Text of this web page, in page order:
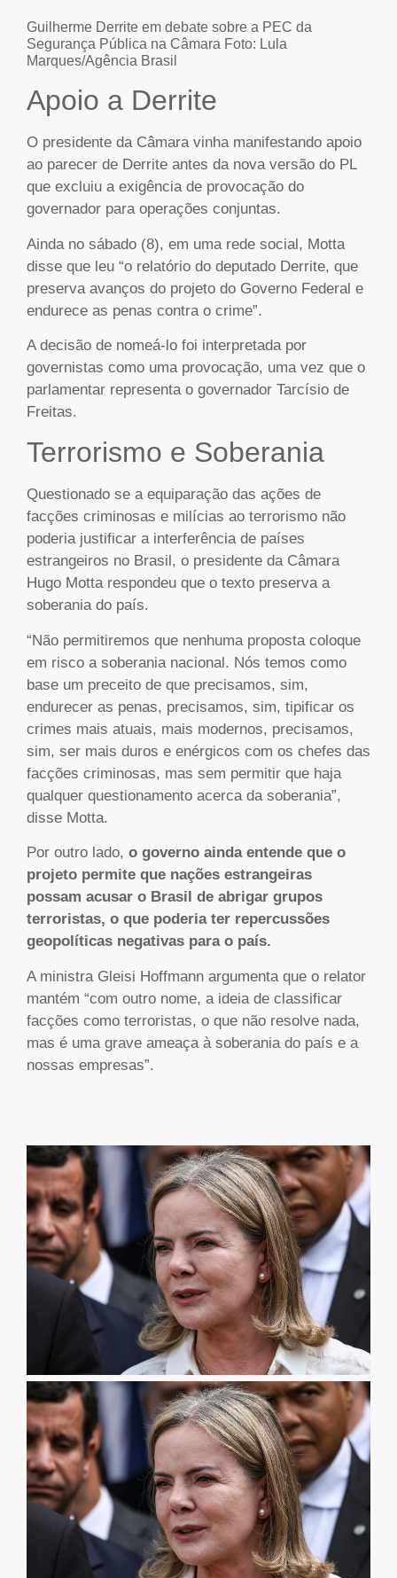
Guilherme Derrite em debate sobre a PEC da
Segurança Pública na Câmara Foto: Lula
Marques/Agência Brasil
Apoio a Derrite
O presidente da Câmara vinha manifestando apoio
ao parecer de Derrite antes da nova versão do PL
que excluiu a exigência de provocação do
governador para operações conjuntas.
Ainda no sábado (8), em uma rede social, Motta
disse que leu “o relatório do deputado Derrite, que
preserva avanços do projeto do Governo Federal e
endurece as penas contra o crime”.
A decisão de nomeá-lo foi interpretada por
governistas como uma provocação, uma vez que o
parlamentar representa o governador Tarcísio de
Freitas.
Terrorismo e Soberania
Questionado se a equiparação das ações de
facções criminosas e milícias ao terrorismo não
poderia justificar a interferência de países
estrangeiros no Brasil, o presidente da Câmara
Hugo Motta respondeu que o texto preserva a
soberania do país.
“Não permitiremos que nenhuma proposta coloque
em risco a soberania nacional. Nós temos como
base um preceito de que precisamos, sim,
endurecer as penas, precisamos, sim, tipificar os
crimes mais atuais, mais modernos, precisamos,
sim, ser mais duros e enérgicos com os chefes das
facções criminosas, mas sem permitir que haja
qualquer questionamento acerca da soberania”,
disse Motta.
Por outro lado, o governo ainda entende que o
projeto permite que nações estrangeiras
possam acusar o Brasil de abrigar grupos
terroristas, o que poderia ter repercussões
geopolíticas negativas para o país.
A ministra Gleisi Hoffmann argumenta que o relator
mantém “com outro nome, a ideia de classificar
facções como terroristas, o que não resolve nada,
mas é uma grave ameaça à soberania do país e a
nossas empresas”.